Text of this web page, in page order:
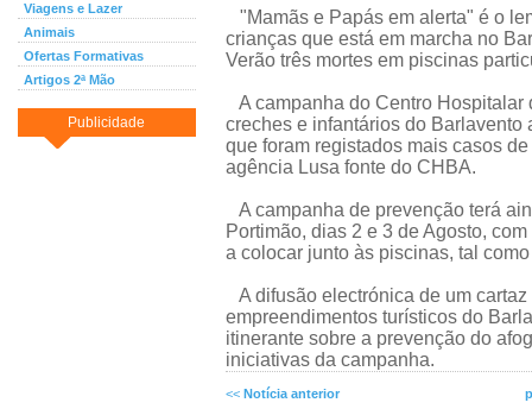
Viagens e Lazer
Animais
Ofertas Formativas
Artigos 2ª Mão
Publicidade
"Mamãs e Papás em alerta" é o
crianças que está em marcha no
Verão três mortes em piscinas
A campanha do Centro
creches e infantários do Barlavento
que foram registados mais casos
agência Lusa fonte do CHBA.
A campanha de prevenção terá
Portimão, dias 2 e 3 de Agosto,
a colocar junto às piscinas, tal
A difusão electrónica de um
empreendimentos turísticos do
itinerante sobre a prevenção do
iniciativas da campanha.
<< Notícia anterior